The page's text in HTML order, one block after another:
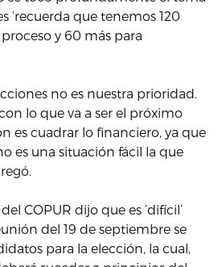
‘recuerda que tenemos 120
y 60 más para
no es nuestra prioridad.
lo que va a ser el próximo
es cuadrar lo financiero, ya que
es una situación fácil la que
COPUR dijo que es ‘difícil’
del 19 de septiembre se
para la elección, la cual,